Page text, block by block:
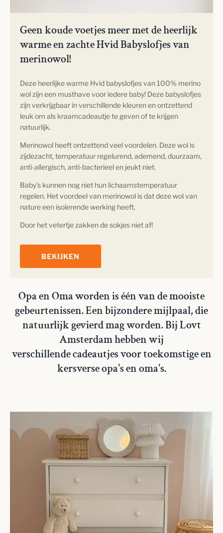
Geen koude voetjes meer met de heerlijk
warme en zachte Hvid Babyslofjes van
merinowol!
Deze heerlijke warme Hvid babyslofjes van 100% merino
wol zijn een musthave voor iedere baby! Deze babyslofjes
zijn verkrijgbaar in verschillende kleuren en ontzettend
leuk om als kraamcadeautje te geven of te krijgen
natuurlijk.
Merinowol heeft ontzettend veel voordelen. Deze wol is
zijdezacht, temperatuur regelurend, ademend, duurzaam,
anti-allergisch, anti-bacterieel en jeukt niet.
Baby's kunnen nog niet hun lichaamstemperatuur
regelen. Het voordeel van merinowol is dat deze wol van
nature een isolerende werking heeft.
Door het vetertje zakken de sokjes niet af!
BEKIJKEN
Opa en Oma worden is één van de mooiste
gebeurtenissen. Een bijzondere mijlpaal, die
natuurlijk gevierd mag worden. Bij Lovt
Amsterdam hebben wij
verschillende cadeautjes voor toekomstige en
kersverse opa's en oma's.